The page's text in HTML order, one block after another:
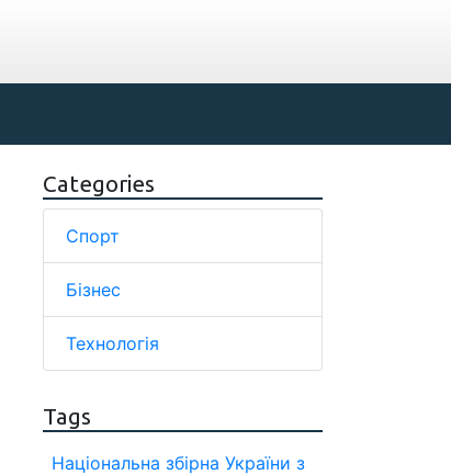
Categories
Спорт
Бізнес
Технологія
Tags
Національна збірна України з